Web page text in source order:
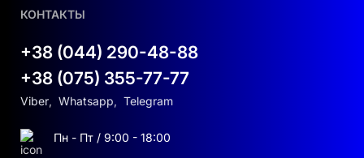
КОНТАКТЫ
+38 (044) 290-48-88
+38 (075) 355-77-77
Viber, Whatsapp, Telegram
Пн - Пт / 9:00 - 18:00